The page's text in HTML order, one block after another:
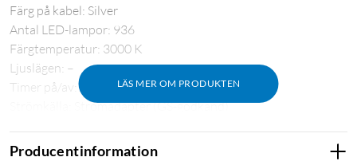
LÄS MER OM PRODUKTEN
Färg på kabel: Silver
Antal LED-lampor: 936
Färgtemperatur: 3000 K
Ljuslägen: –
Timer på/av: –
Strömkälla: Strömadapter (GS-godkänd)
Effekt (förbrukning): 6 W
Producentinformation